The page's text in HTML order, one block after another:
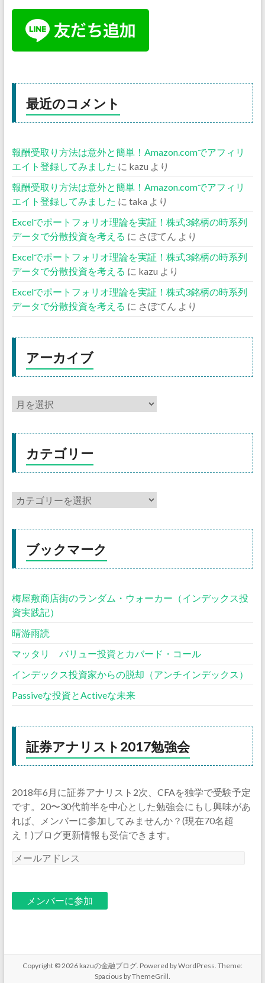
最近のコメント
報酬受取り方法は意外と簡単！Amazon.comでアフィリ
エイト登録してみました に kazu より
報酬受取り方法は意外と簡単！Amazon.comでアフィリ
エイト登録してみました に taka より
Excelでポートフォリオ理論を実証！株式3銘柄の時系列
データで分散投資を考える に さぼてん より
Excelでポートフォリオ理論を実証！株式3銘柄の時系列
データで分散投資を考える に kazu より
Excelでポートフォリオ理論を実証！株式3銘柄の時系列
データで分散投資を考える に さぼてん より
アーカイブ
カテゴリー
ブックマーク
梅屋敷商店街のランダム・ウォーカー（インデックス投
資実践記）
晴游雨読
マッタリ バリュー投資とカバード・コール
インデックス投資家からの脱却（アンチインデックス）
Passiveな投資とActiveな未来
証券アナリスト2017勉強会
2018年6月に証券アナリスト2次、CFAを独学で受験予定
です。20〜30代前半を中心とした勉強会にもし興味があ
れば、メンバーに参加してみませんか？(現在70名超
え！)ブログ更新情報も受信できます。
メ
Copyright © 2026 kazuの金融ブログ. Powered byWordPress. Theme:
Spacious byThemeGrill.